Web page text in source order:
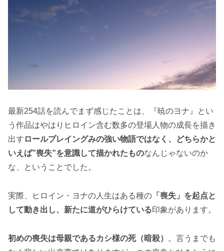
最新254話を読んでまず感じたことは、『暁のヨナ』とい
う作品はやはりヒロイン含む数多の登場人物の成長を描き
出す ロールプレイングみの強い物語ではなく、どちらかと
いえば”喪失”を意識して描かれたものなんじゃないのか
な、ということでした。
実際、ヒロイン・ヨナの人生はある種の 「喪失」を起点と
して動き出し、新たに道がひらけている印象があります。
初めの喪失は母親であるカシ様の死（暗殺）
。言うまでも